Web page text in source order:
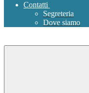
Contatti
Segreteria
Dove siamo